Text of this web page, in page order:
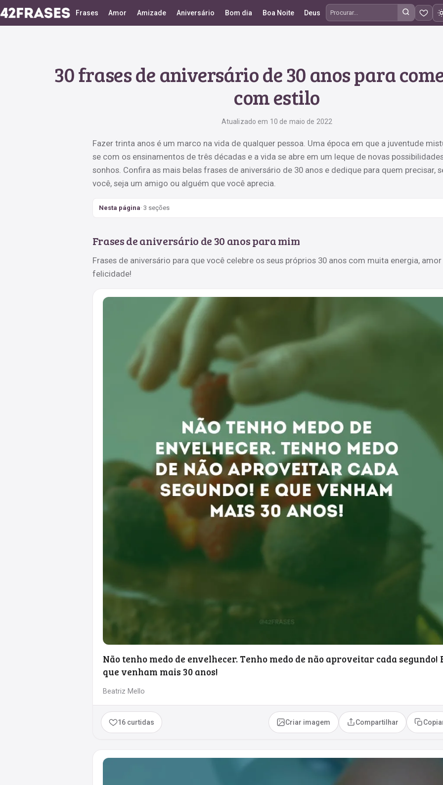
Frases Amor Amizade Aniversário Bom dia Boa Noite Deus
Procurar frases
30 frases de aniversário de 30 anos para
com estilo
Atualizado em 10 de maio de 2022
Fazer trinta anos é um marco na vida de qualquer pessoa. Uma época em que a juventude
se com os ensinamentos de três décadas e a vida se abre em um leque de novas
sonhos. Confira as mais belas frases de aniversário de 30 anos e dedique para quem precisar,
você, seja um amigo ou alguém que você aprecia.
Nesta página· 3 seções
Frases de aniversário de 30 anos para mim
Frases de aniversário para que você celebre os seus próprios 30 anos com muita energia, amor
felicidade!
Não tenho medo de envelhecer. Tenho medo de não aproveitar cada segundo!
que venham mais 30 anos!
Beatriz Mello
16 curtidas Criar imagem Compartilhar